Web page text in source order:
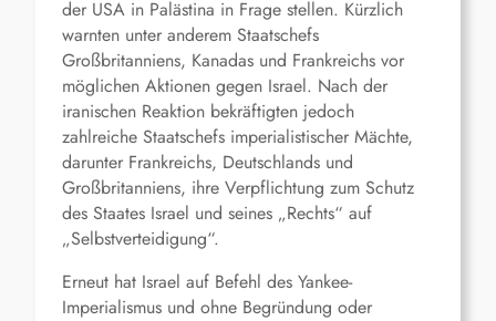
der USA in Palästina in Frage stellen. Kürzlich
warnten unter anderem Staatschefs
Großbritanniens, Kanadas und Frankreichs vor
möglichen Aktionen gegen Israel. Nach der
iranischen Reaktion bekräftigten jedoch
zahlreiche Staatschefs imperialistischer Mächte,
darunter Frankreichs, Deutschlands und
Großbritanniens, ihre Verpflichtung zum Schutz
des Staates Israel und seines „Rechts“ auf
„Selbstverteidigung“.
Erneut hat Israel auf Befehl des Yankee-
Imperialismus und ohne Begründung oder